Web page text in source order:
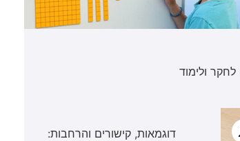
ולימוד
דוגמאות, קישורים והרחבות: